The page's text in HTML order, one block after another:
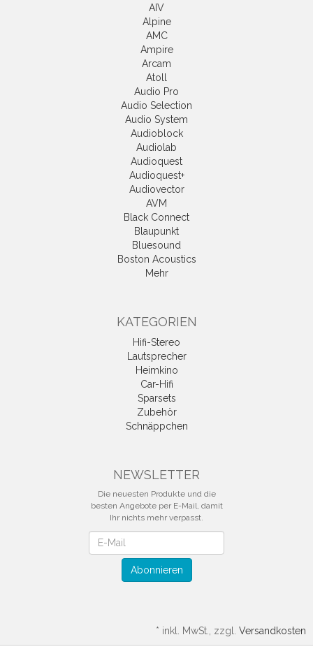
AIV
Alpine
AMC
Ampire
Arcam
Atoll
Audio Pro
Audio Selection
Audio System
Audioblock
Audiolab
Audioquest
Audioquest+
Audiovector
AVM
Black Connect
Blaupunkt
Bluesound
Boston Acoustics
Mehr
KATEGORIEN
Hifi-Stereo
Lautsprecher
Heimkino
Car-Hifi
Sparsets
Zubehör
Schnäppchen
NEWSLETTER
Die neuesten Produkte und die
besten Angebote per E-Mail, damit
Ihr nichts mehr verpasst.
Abonnieren
* inkl. MwSt., zzgl. Versandkosten